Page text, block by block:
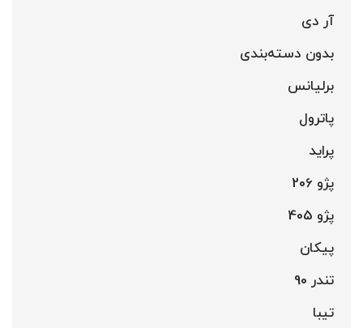
آر دی
بدون دسته‌بندی
برلیانس
پاترول
پراید
پژو 206
پژو 405
پیکان
تندر 90
تیبا